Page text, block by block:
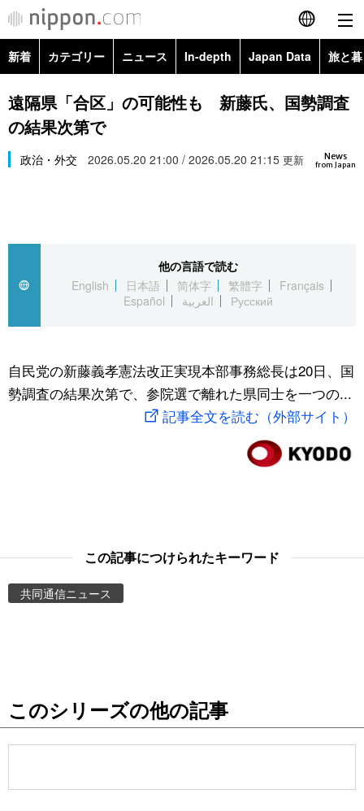
English
简体字
Русский
カテゴリー
経済・ビジネス
国際
文化
トップ
アーカイブ
In-depth
Japan Data
動画/Live
お知らせ
新着 カテゴリー ニュース In-depth Japan Data 旅と
政治・外交
経済・ビジネス
スポーツ・東京2020
Topics
遠隔県「合区」の可能性も 新藤氏、国勢調査
の結果次第で
News
from Japan
政治・外交 2026.05.20 21:00 / 2026.05.20 21:15 更新
他の言語で読む
English
日本語 简体字 繁體字
Français
Español
العربية Русский
自民党の新藤義孝憲法改正実現本部事務総長は20日、国
勢調査の結果次第で、参院選で離れた県同士を一つの...
記事全文を読む（外部サイト）
この記事につけられたキーワード
共同通信ニュース
このシリーズの他の記事